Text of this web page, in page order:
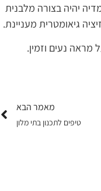
יהיה בצורה מלבנית
גיאומטרית מעניינת.
מראה נעים וזמין.
מאמר הבא
טיפים לתכנון בתי מלון